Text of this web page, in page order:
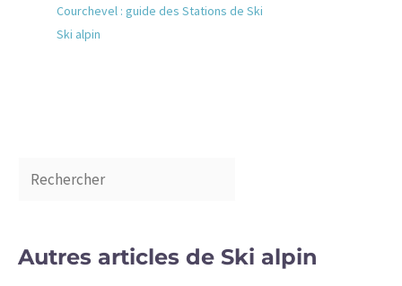
Courchevel : guide des Stations de Ski
Ski alpin
Autres articles de Ski alpin